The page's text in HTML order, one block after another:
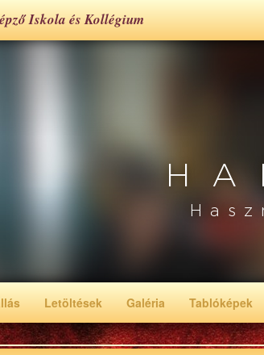
Iskola és Kollégium
Letöltések Galéria Tablóképek